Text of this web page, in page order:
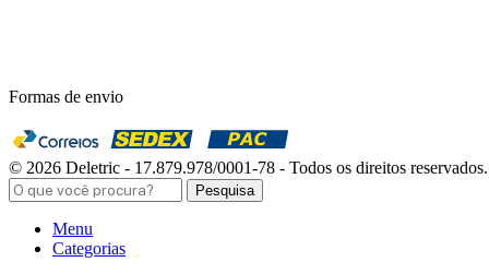
Formas de envio
© 2026 Deletric - 17.879.978/0001-78 - Todos os direitos reservados.
Pesquisa
Menu
Categorias